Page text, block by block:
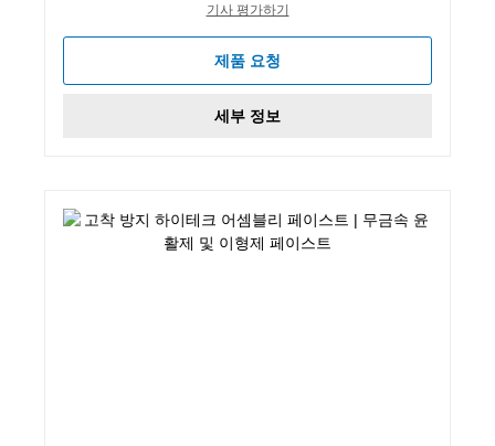
기사 평가하기
제품 요청
세부 정보